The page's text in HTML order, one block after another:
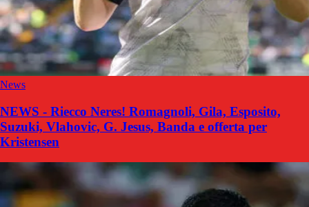
News
NEWS - Riecco Neres! Romagnoli, Gila, Esposito,
Suzuki, Vlahovic, G. Jesus, Banda e offerta per
Kristensen